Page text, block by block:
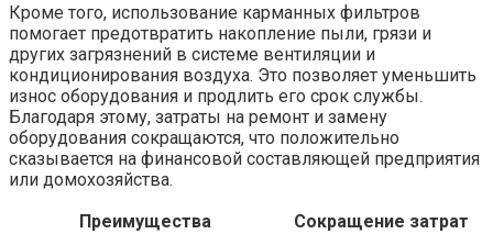
Кроме того, использование карманных фильтров
помогает предотвратить накопление пыли, грязи и
других загрязнений в системе вентиляции и
кондиционирования воздуха. Это позволяет уменьшить
износ оборудования и продлить его срок службы.
Благодаря этому, затраты на ремонт и замену
оборудования сокращаются, что положительно
сказывается на финансовой составляющей предприятия
или домохозяйства.
Преимущества
Сокращение затрат